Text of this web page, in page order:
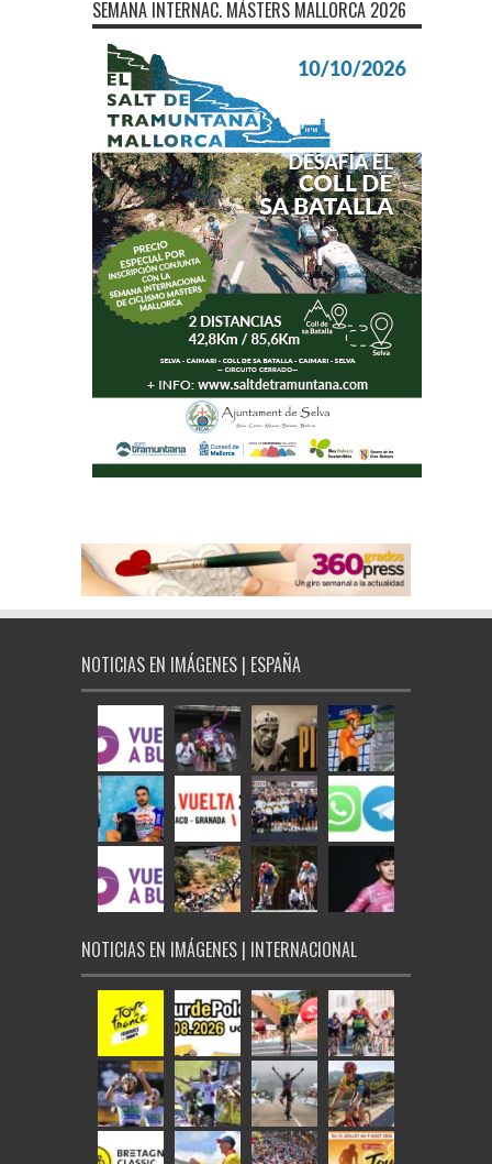
SEMANA INTERNAC. MÁSTERS MALLORCA 2026
NOTICIAS EN IMÁGENES | ESPAÑA
NOTICIAS EN IMÁGENES | INTERNACIONAL